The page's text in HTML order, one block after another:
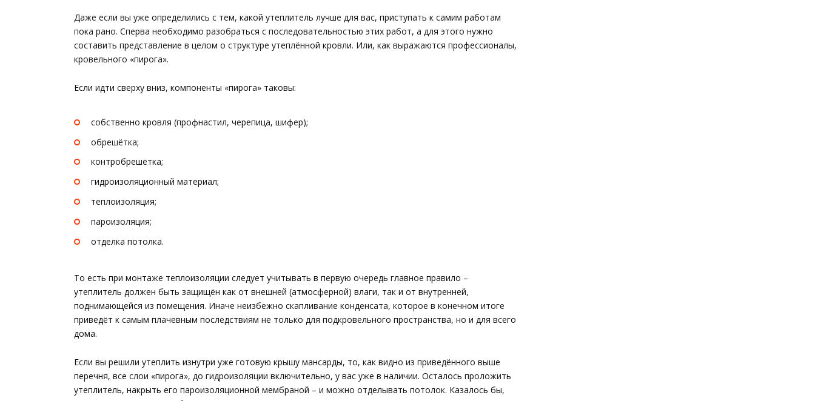
Даже если вы уже определились с тем, какой утеплитель лучше для вас, приступать к самим работам
пока рано. Сперва необходимо разобраться с последовательностью этих работ, а для этого нужно
составить представление в целом о структуре утеплённой кровли. Или, как выражаются профессионалы,
кровельного «пирога».
Если идти сверху вниз, компоненты «пирога» таковы:
собственно кровля (профнастил, черепица, шифер);
обрешётка;
контробрешётка;
гидроизоляционный материал;
теплоизоляция;
пароизоляция;
отделка потолка.
То есть при монтаже теплоизоляции следует учитывать в первую очередь главное правило –
утеплитель должен быть защищён как от внешней (атмосферной) влаги, так и от внутренней,
поднимающейся из помещения. Иначе неизбежно скапливание конденсата, которое в конечном итоге
приведёт к самым плачевным последствиям не только для подкровельного пространства, но и для всего
дома.
Если вы решили утеплить изнутри уже готовую крышу мансарды, то, как видно из приведённого выше
перечня, все слои «пирога», до гидроизоляции включительно, у вас уже в наличии. Осталось проложить
утеплитель, накрыть его пароизоляционной мембраной – и можно отделывать потолок. Казалось бы,